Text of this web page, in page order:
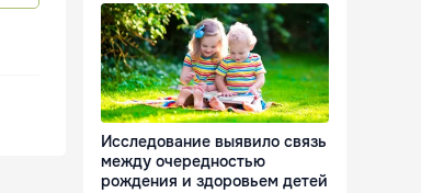
Исследование выявило связь
между очередностью
рождения и здоровьем детей